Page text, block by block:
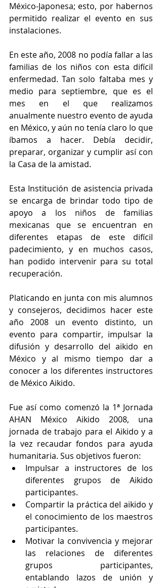
México-Japonesa; esto, por habernos
permitido realizar el evento en sus
instalaciones.
En este año, 2008 no podía fallar a las
familias de los niños con esta difícil
enfermedad. Tan solo faltaba mes y
medio para septiembre, que es el
mes en el que realizamos
anualmente nuestro evento de ayuda
en México, y aún no tenía claro lo que
íbamos a hacer. Debía decidir,
preparar, organizar y cumplir así con
la Casa de la amistad.
Esta Institución de asistencia privada
se encarga de brindar todo tipo de
apoyo a los niños de familias
mexicanas que se encuentran en
diferentes etapas de este difícil
padecimiento, y en muchos casos,
han podido intervenir para su total
recuperación.
Platicando en junta con mis alumnos
y consejeros, decidimos hacer este
año 2008 un evento distinto, un
evento para compartir, impulsar la
difusión y desarrollo del aikido en
México y al mismo tiempo dar a
conocer a los diferentes instructores
de México Aikido.
Fue así como comenzó la 1ª Jornada
AHAN México Aikido 2008, una
jornada de trabajo para el Aikido y a
la vez recaudar fondos para ayuda
humanitaria. Sus objetivos fueron:
Impulsar a instructores de los
diferentes grupos de Aikido
participantes.
Compartir la práctica del aikido y
el conocimiento de los maestros
participantes.
Motivar la convivencia y mejorar
las relaciones de diferentes
grupos participantes,
entablando lazos de unión y